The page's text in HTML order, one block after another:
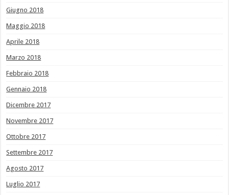
Giugno 2018
Maggio 2018
Aprile 2018
Marzo 2018
Febbraio 2018
Gennaio 2018
Dicembre 2017
Novembre 2017
Ottobre 2017
Settembre 2017
Agosto 2017
Luglio 2017